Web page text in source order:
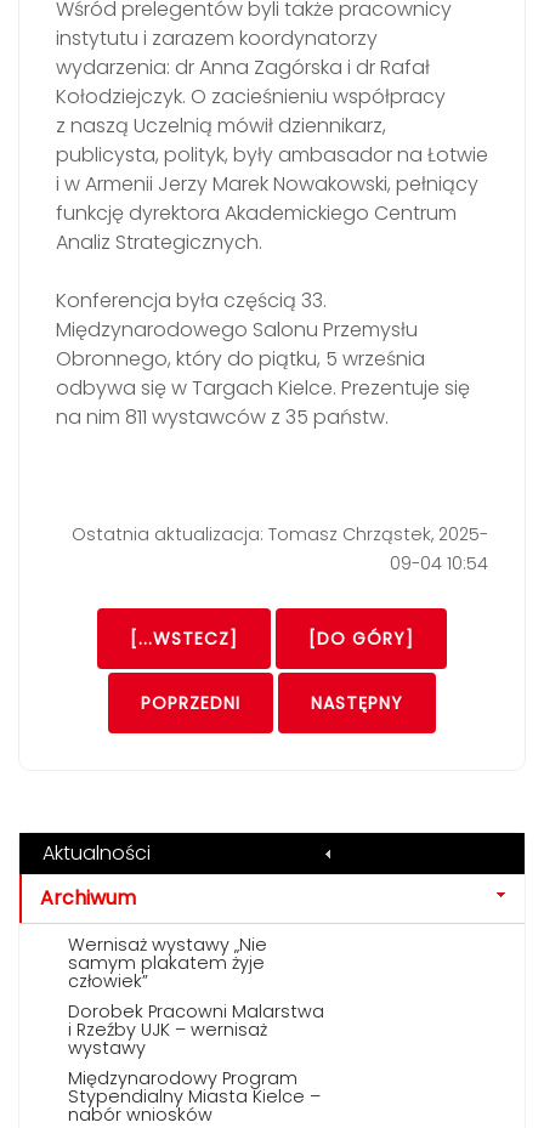
Wśród prelegentów byli także pracownicy
instytutu i zarazem koordynatorzy
wydarzenia: dr Anna Zagórska i dr Rafał
Kołodziejczyk. O zacieśnieniu współpracy
z naszą Uczelnią mówił dziennikarz,
publicysta, polityk, były ambasador na Łotwie
i w Armenii Jerzy Marek Nowakowski, pełniący
funkcję dyrektora Akademickiego Centrum
Analiz Strategicznych.
Konferencja była częścią 33.
Międzynarodowego Salonu Przemysłu
Obronnego, który do piątku, 5 września
odbywa się w Targach Kielce. Prezentuje się
na nim 811 wystawców z 35 państw.
Ostatnia aktualizacja: Tomasz Chrząstek, 2025-
09-04 10:54
[...WSTECZ] [DO GÓRY]
POPRZEDNI NASTĘPNY
Aktualności
Archiwum
Wernisaż wystawy „Nie
samym plakatem żyje
człowiek”
Dorobek Pracowni Malarstwa
i Rzeźby UJK – wernisaż
wystawy
Międzynarodowy Program
Stypendialny Miasta Kielce –
nabór wniosków